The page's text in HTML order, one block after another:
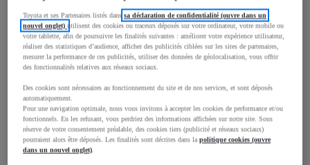
1 765 mm
Consommation mixte
Toyota et ses Partenaires listés danssa déclaration de confidentialité (ouvre dans un
nouvel onglet)utilisent des cookies ou traceurs déposés sur votre ordinateur, votre mobile ou
votre tablette, afin de poursuivre les finalités suivantes : améliorer votre expérience utilisateur,
réaliser des statistiques d’audience, afficher des publicités ciblées sur les sites de partenaires,
mesurer la performance de ces publicités, utiliser des données de géolocalisation, vous offrir
des fonctionnalités relatives aux réseaux sociaux.
Des cookies sont nécessaires au fonctionnement du site et de nos services, et sont déposés
automatiquement.
Pour une navigation optimale, nous vous invitons à accepter les cookies de performance et/ou
fonctionnels. En les refusant, vous perdriez des informations affichées sur notre site. Sous
réserve de votre consentement préalable, des cookies tiers (publicité et réseaux sociaux)
pourraient alors être déposés. Les finalités sont décrites dans lapolitique cookies (ouvre
dans un nouvel onglet).